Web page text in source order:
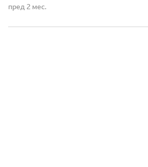
германската престолнина. Предмет:
со изворов обавив разговор и тој
пред 2 мес.